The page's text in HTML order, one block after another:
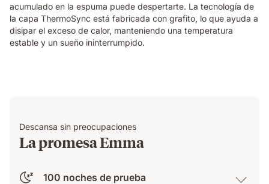
acumulado en la espuma puede despertarte. La tecnología de
la capa ThermoSync está fabricada con grafito, lo que ayuda a
disipar el exceso de calor, manteniendo una temperatura
estable y un sueño ininterrumpido.
Descansa sin preocupaciones
La promesa Emma
100 noches de prueba